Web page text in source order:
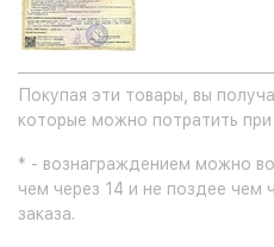
Покупая эти товары, вы
которые можно потратить
* - вознаграждением можно
чем через 14 и не поздее чем
заказа.